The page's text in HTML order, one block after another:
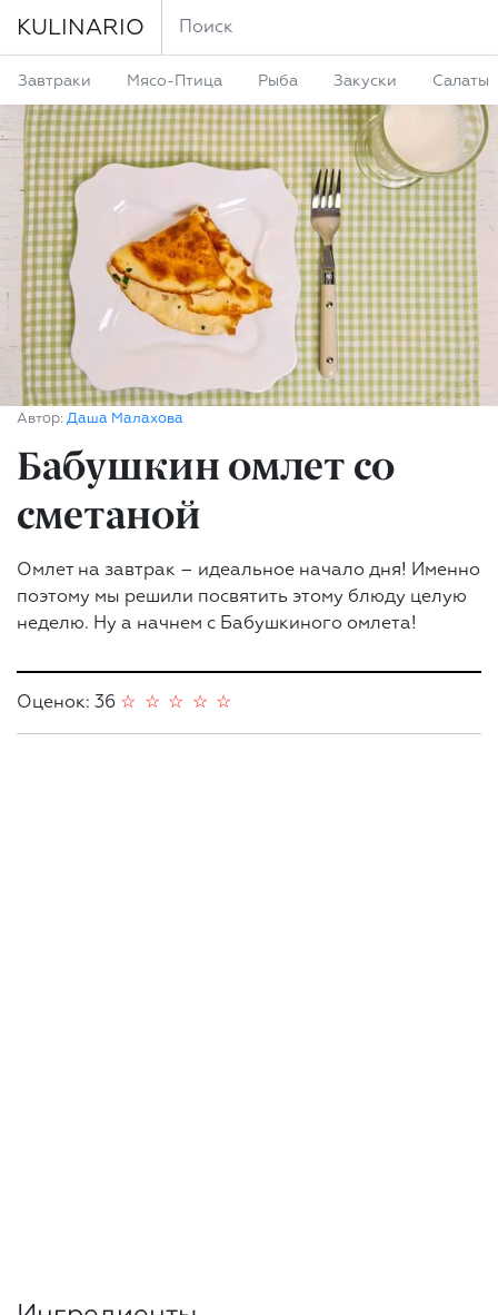
KULINARIO
Завтраки Мясо-Птица Рыба Закуски Салаты
Автор: Даша Малахова
Бабушкин омлет со
сметаной
Омлет на завтрак – идеальное начало дня! Именно
поэтому мы решили посвятить этому блюду целую
неделю. Ну а начнем с Бабушкиного омлета!
Оценок: 36 ☆
☆
☆
☆
☆